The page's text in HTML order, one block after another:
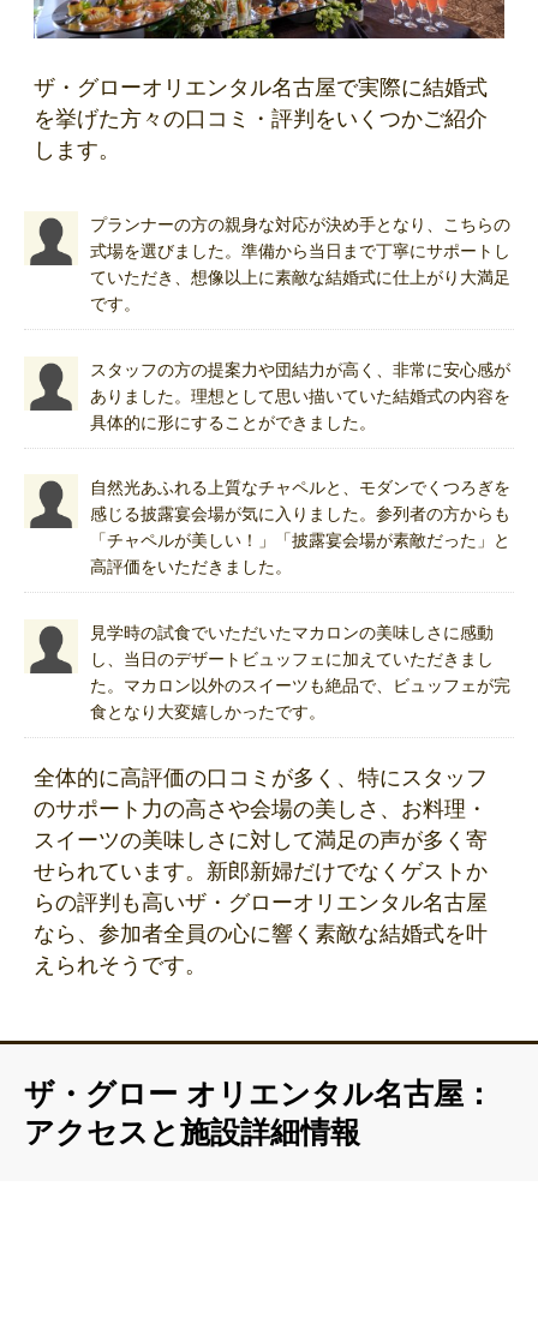
ザ・グローオリエンタル名古屋で実際に結婚式
を挙げた方々の口コミ・評判をいくつかご紹介
します。
プランナーの方の親身な対応が決め手となり、こちらの
式場を選びました。準備から当日まで丁寧にサポートし
ていただき、想像以上に素敵な結婚式に仕上がり大満足
です。
スタッフの方の提案力や団結力が高く、非常に安心感が
ありました。理想として思い描いていた結婚式の内容を
具体的に形にすることができました。
自然光あふれる上質なチャペルと、モダンでくつろぎを
感じる披露宴会場が気に入りました。参列者の方からも
「チャペルが美しい！」「披露宴会場が素敵だった」と
高評価をいただきました。
見学時の試食でいただいたマカロンの美味しさに感動
し、当日のデザートビュッフェに加えていただきまし
た。マカロン以外のスイーツも絶品で、ビュッフェが完
食となり大変嬉しかったです。
全体的に高評価の口コミが多く、特にスタッフ
のサポート力の高さや会場の美しさ、お料理・
スイーツの美味しさに対して満足の声が多く寄
せられています。新郎新婦だけでなくゲストか
らの評判も高いザ・グローオリエンタル名古屋
なら、参加者全員の心に響く素敵な結婚式を叶
えられそうです。
ザ・グロー オリエンタル名古屋：
アクセスと施設詳細情報